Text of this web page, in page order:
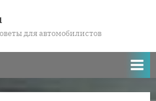
для автомобилистов